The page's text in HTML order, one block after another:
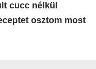
cucc nélkül
osztom most